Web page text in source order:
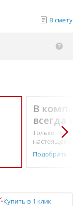
В смету
В
всегда
Только то, что
настоящему
Подобрать
Купить в 1 клик